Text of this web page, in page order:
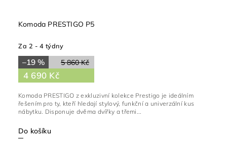
Komoda PRESTIGO P5
Za 2 - 4 týdny
5 860 Kč
–19 %
4 690 Kč
Do košíku
Komoda PRESTIGO z exkluzivní kolekce Prestigo je ideálním
řešením pro ty, kteří hledají stylový, funkční a univerzální kus
nábytku. Disponuje dvěma dvířky a třemi...